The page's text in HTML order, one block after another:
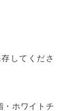
してくださ
・ホワイトチ